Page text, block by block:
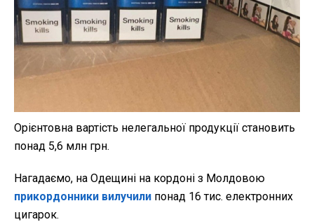
Орієнтовна вартість нелегальної продукції становить
понад 5,6 млн грн.
Нагадаємо, на Одещині на кордоні з Молдовою
прикордонники вилучили понад 16 тис. електронних
цигарок.